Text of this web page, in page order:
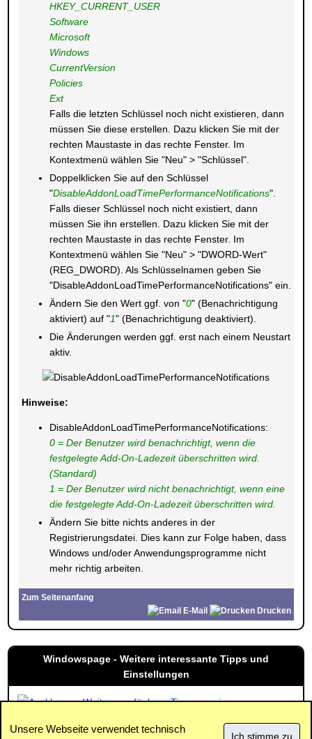
HKEY_CURRENT_USER
Software
Microsoft
Windows
CurrentVersion
Policies
Ext
Falls die letzten Schlüssel noch nicht existieren, dann
müssen Sie diese erstellen. Dazu klicken Sie mit der
rechten Maustaste in das rechte Fenster. Im
Kontextmenü wählen Sie "Neu" > "Schlüssel".
Doppelklicken Sie auf den Schlüssel
"DisableAddonLoadTimePerformanceNotifications".
Falls dieser Schlüssel noch nicht existiert, dann
müssen Sie ihn erstellen. Dazu klicken Sie mit der
rechten Maustaste in das rechte Fenster. Im
Kontextmenü wählen Sie "Neu" > "DWORD-Wert"
(REG_DWORD). Als Schlüsselnamen geben Sie
"DisableAddonLoadTimePerformanceNotifications" ein.
Ändern Sie den Wert ggf. von "0" (Benachrichtigung
aktiviert) auf "1" (Benachrichtigung deaktiviert).
Die Änderungen werden ggf. erst nach einem Neustart
aktiv.
Hinweise:
DisableAddonLoadTimePerformanceNotifications:
0 = Der Benutzer wird benachrichtigt, wenn die
festgelegte Add-On-Ladezeit überschritten wird.
(Standard)
1 = Der Benutzer wird nicht benachrichtigt, wenn eine
die festgelegte Add-On-Ladezeit überschritten wird.
Ändern Sie bitte nichts anderes in der
Registrierungsdatei. Dies kann zur Folge haben, dass
Windows und/oder Anwendungsprogramme nicht
mehr richtig arbeiten.
Zum Seitenanfang
E-Mail
Drucken
Windowspage - Weitere interessante Tipps und
Einstellungen
Weitere verfügbare Tipps anzeigen
Unsere Webseite verwendet technisch